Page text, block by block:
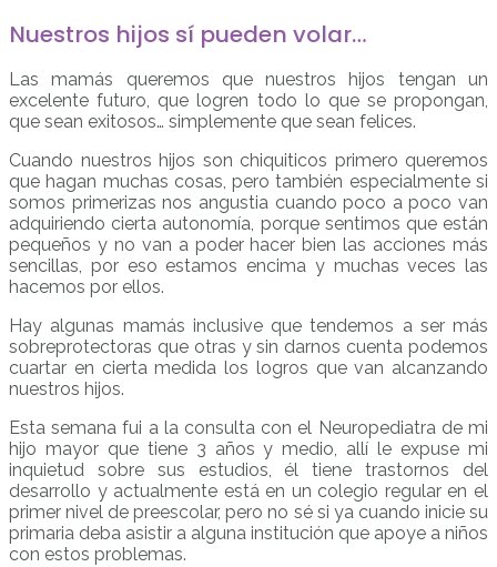
Nuestros hijos sí pueden volar…
Las mamás queremos que nuestros hijos tengan un
excelente futuro, que logren todo lo que se propongan,
que sean exitosos… simplemente que sean felices.
Cuando nuestros hijos son chiquiticos primero queremos
que hagan muchas cosas, pero también especialmente si
somos primerizas nos angustia cuando poco a poco van
adquiriendo cierta autonomía, porque sentimos que están
pequeños y no van a poder hacer bien las acciones más
sencillas, por eso estamos encima y muchas veces las
hacemos por ellos.
Hay algunas mamás inclusive que tendemos a ser más
sobreprotectoras que otras y sin darnos cuenta podemos
cuartar en cierta medida los logros que van alcanzando
nuestros hijos.
Esta semana fui a la consulta con el Neuropediatra de mi
hijo mayor que tiene 3 años y medio, allí le expuse mi
inquietud sobre sus estudios, él tiene trastornos del
desarrollo y actualmente está en un colegio regular en el
primer nivel de preescolar, pero no sé si ya cuando inicie su
primaria deba asistir a alguna institución que apoye a niños
con estos problemas.